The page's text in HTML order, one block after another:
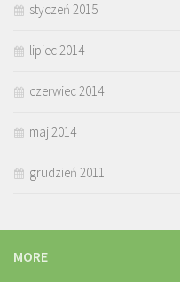
styczeń 2015
lipiec 2014
czerwiec 2014
maj 2014
grudzień 2011
MORE